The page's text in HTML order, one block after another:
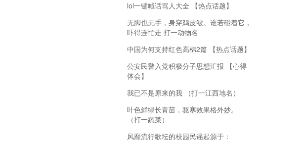
lol一键喊话骂人大全 【热点话题】
无脚也无手，身穿鸡皮皱。谁若碰着它，
吓得连忙走 打一动物名
中国为何支持红色高棉2篇 【热点话题】
公安民警入党积极分子思想汇报 【心得
体会】
我已不是原来的我 （打一江西地名）
叶色鲜绿长青苗，驱寒效果格外妙。
（打一蔬菜）
风靡流行歌坛的校园民谣起源于：